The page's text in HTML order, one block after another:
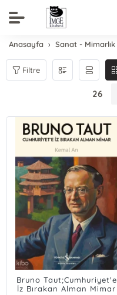
Anasayfa Sanat - Mimarlık
Filtre
26
Bruno Taut;Cumhuriyet'e
İz Bırakan Alman Mimar